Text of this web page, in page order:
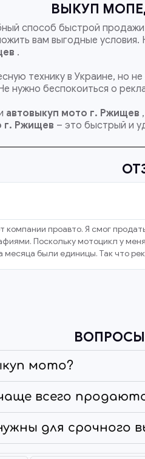
ВЫКУП
способ быстрой продажи
вам выгодные
.
технику в Украине,
нужно беспокоиться о
автовыкуп мото г. Ржищев
г. Ржищев – это быстрый и
компании проавто. Я смог
Поскольку мотоцикл у
месяца были единицы. Так что
ВОПРОСЫ
мото?
всего
для срочного